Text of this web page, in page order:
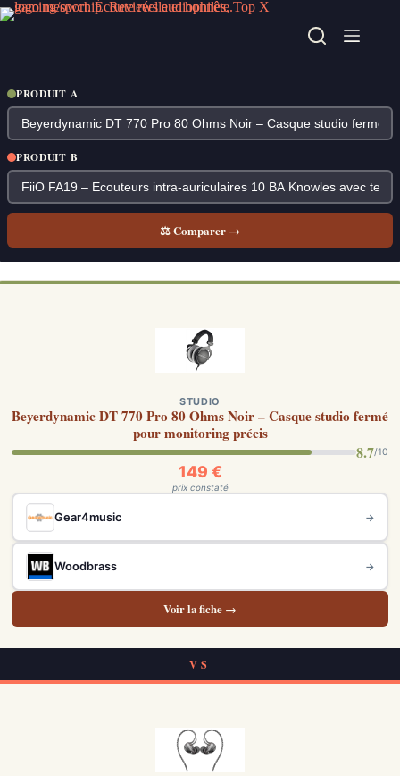
Passer
au
PRODUIT A
PRODUIT B
⚖ Comparer →
STUDIO
Beyerdynamic DT 770 Pro 80 Ohms Noir – Casque studio fermé
pour monitoring précis
8.7/10
149 €
prix constaté
Gear4music →
Woodbrass →
Voir la fiche →
VS